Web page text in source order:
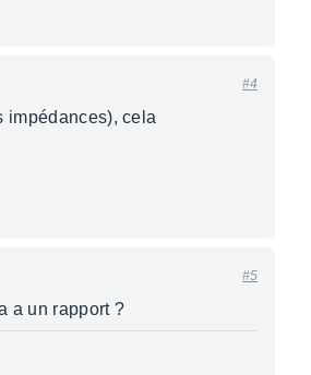
#4
impédances), cela
#5
a un rapport ?